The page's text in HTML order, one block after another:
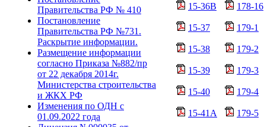
Правительства РФ № 410
Постановление
Правительства РФ №731.
Раскрытие информации.
Размещение информации
согласно Приказа №882/пр
от 22 декабря 2014г.
Министерства строительства
и ЖКХ РФ
Изменения по ОДН с
01.09.2022 года
15-36В
15-37
15-38
15-39
15-40
15-41А
178-16
179-1
179-2
179-3
179-4
179-5